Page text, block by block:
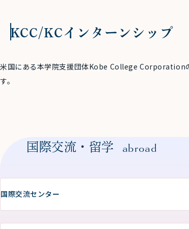
KCC/KCインターンシップ
米国にある本学院支援団体Kobe College Corporation
す。
国際交流・留学 abroad
国際交流センター